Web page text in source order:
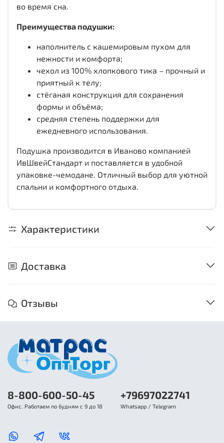
во время сна.
Преимущества подушки:
наполнитель с кашемировым пухом для
нежности и комфорта;
чехол из 100% хлопкового тика – прочный и
приятный к телу;
стёганая конструкция для сохранения
формы и объёма;
средняя степень поддержки для
ежедневного использования.
Подушка производится в Иваново компанией
ИвШвейСтандарт и поставляется в удобной
упаковке-чемодане. Отличный выбор для уютной
спальни и комфортного отдыха.
Характеристики
Доставка
Отзывы
8-800-600-50-45
Офис. Работаем по будням с 9 до 18
+79697022741
Whatsapp / Telegram